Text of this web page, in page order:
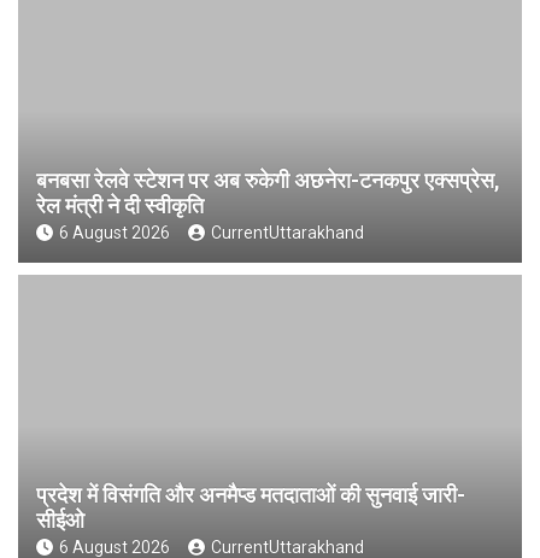
बनबसा रेलवे स्टेशन पर अब रुकेगी अछनेरा-टनकपुर एक्सप्रेस,
रेल मंत्री ने दी स्वीकृति
6 August 2026 CurrentUttarakhand
प्रदेश में विसंगति और अनमैप्ड मतदाताओं की सुनवाई जारी-
सीईओ
6 August 2026 CurrentUttarakhand